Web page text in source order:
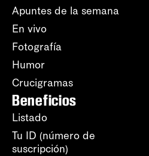
Apuntes de la semana
En vivo
Fotografía
Humor
Crucigramas
Beneficios
Listado
Tu ID (número de
suscripción)